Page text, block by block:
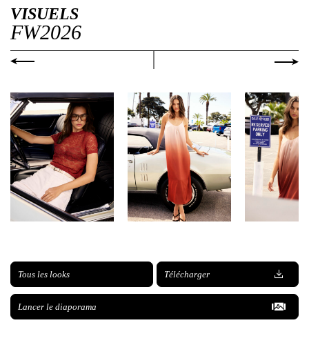
VISUELS
FW2026
Tous les looks Télécharger
Lancer le diaporama